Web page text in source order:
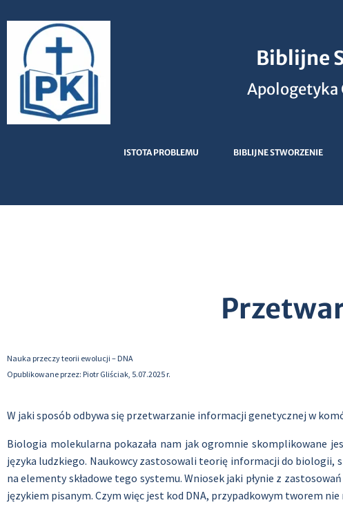
Biblijne
Apologetyka
ISTOTA PROBLEMU BIBLIJNE STWORZENIE
Nauka przeczy teorii ewolucji – DNA
Opublikowane przez: Piotr Gliściak, 5.07.2025 r.
W jaki sposób odbywa się przetwarzanie informacji genetycznej w
Biologia molekularna pokazała nam jak ogromnie skomplikowane
języka ludzkiego. Naukowcy zastosowali teorię informacji do biologii,
na elementy składowe tego systemu. Wniosek jaki płynie z
językiem pisanym. Czym więc jest kod DNA, przypadkowym tworem nie